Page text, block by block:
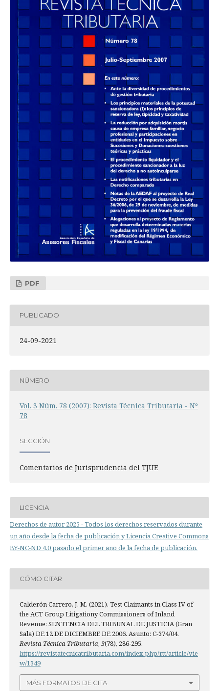
PDF
PUBLICADO
24-09-2021
NÚMERO
Vol. 3 Núm. 78 (2007): Revista Técnica Tributaria - Nº
78
SECCIÓN
Comentarios de Jurisprudencia del TJUE
LICENCIA
Derechos de autor 2025 - Todos los derechos reservados durante
un año desde la fecha de publicación y Licencia Creative Commons
BY-NC-ND 4.0 pasado el primer año de la fecha de publicación.
CÓMO CITAR
Calderón Carrero, J. M. (2021). Test Claimants in Class IV of
the ACT Group Litigationy Commissioners of Inland
Revenue: SENTENCIA DEL TRIBUNAL DE JUSTICIA (Gran
Sala) DE 12 DE DICIEMBRE DE 2006. Asunto: C-374/04.
Revista Técnica Tributaria, 3(78), 286-295.
https://revistatecnicatributaria.com/index.php/rtt/article/vie
w/1349
MÁS FORMATOS DE CITA